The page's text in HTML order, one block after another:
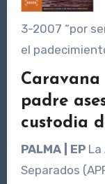
3-2007 “por
el
Caravana
padre
custodia
PALMA | EPLa
Separados